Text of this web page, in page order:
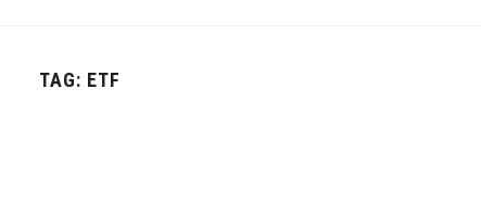
TAG: ETF